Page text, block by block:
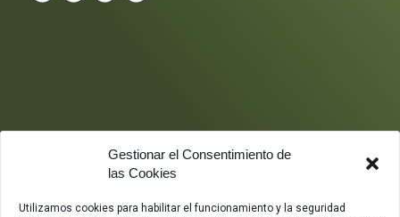
Gestionar el Consentimiento de
las Cookies
Utilizamos cookies para habilitar el funcionamiento y la seguridad